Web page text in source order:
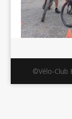
©Vélo-Club